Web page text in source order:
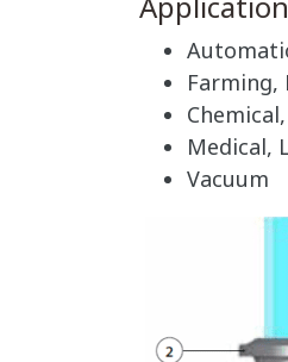
Farming,
Medical,
Vacuum